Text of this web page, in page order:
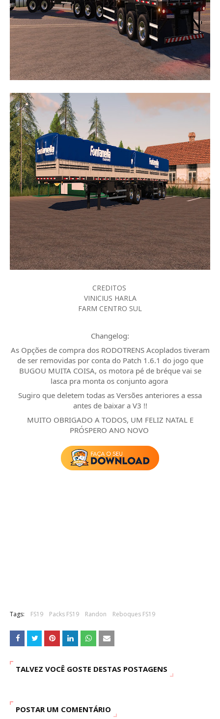
CREDITOS
VINICIUS HARLA
FARM CENTRO SUL
Changelog:
As Opções de compra dos RODOTRENS Acoplados tiveram
de ser removidas por conta do Patch 1.6.1 do jogo que
BUGOU MUITA COISA, os motora pé de bréque vai se
lasca pra monta os conjunto agora
Sugiro que deletem todas as Versões anteriores a essa
antes de baixar a V3 !!
MUITO OBRIGADO A TODOS, UM FELIZ NATAL E
PRÓSPERO ANO NOVO
Tags: FS19 Packs FS19 Randon Reboques FS19
TALVEZ VOCÊ GOSTE DESTAS POSTAGENS
POSTAR UM COMENTÁRIO